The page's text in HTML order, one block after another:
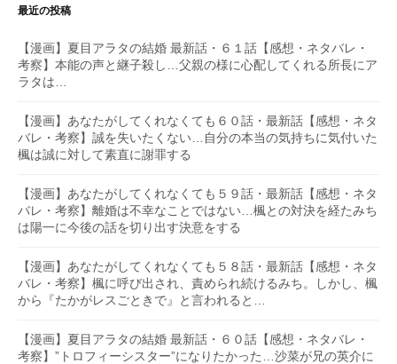
最近の投稿
【漫画】夏目アラタの結婚 最新話・６１話【感想・ネタバレ・
考察】本能の声と継子殺し…父親の様に心配してくれる所長にア
ラタは…
【漫画】あなたがしてくれなくても６０話・最新話【感想・ネタ
バレ・考察】誠を失いたくない…自分の本当の気持ちに気付いた
楓は誠に対して素直に謝罪する
【漫画】あなたがしてくれなくても５９話・最新話【感想・ネタ
バレ・考察】離婚は不幸なことではない…楓との対決を経たみち
は陽一に今後の話を切り出す決意をする
【漫画】あなたがしてくれなくても５８話・最新話【感想・ネタ
バレ・考察】楓に呼び出され、責められ続けるみち。しかし、楓
から『たかがレスごときで』と言われると…
【漫画】夏目アラタの結婚 最新話・６０話【感想・ネタバレ・
考察】”トロフィーシスター”になりたかった…沙菜が兄の英介に